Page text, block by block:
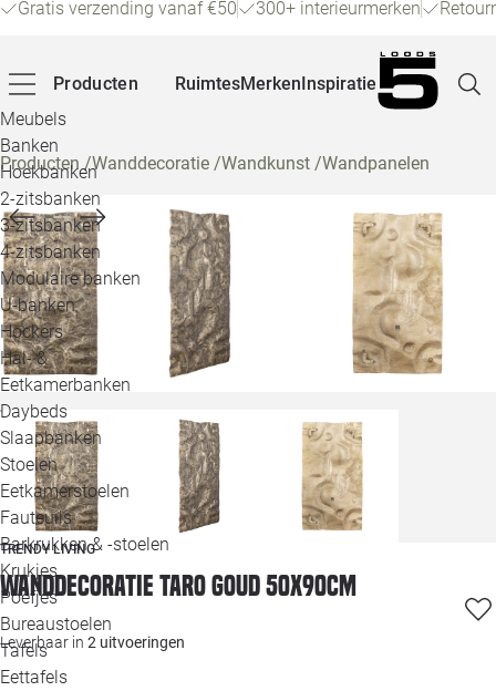
Gratis verzending vanaf €50 300+ interieurmerken
Producten
Meubels
Banken
Hoekbanken
2-zitsbanken
3-zitsbanken
4-zitsbanken
Modulaire banken
U-banken
Hockers
Hal- &
Eetkamerbanken
Daybeds
Slaapbanken
Stoelen
Eetkamerstoelen
Fauteuils
Barkrukken & -stoelen
Krukjes
Poefjes
Bureaustoelen
Tafels
Eettafels
RuimtesMerkenInspiratie
Producten/Wanddecoratie /Wandkunst /Wandpanelen
TRENDY LIVING
Wanddecoratie Taro Goud 50x90cm
Leverbaar in 2 uitvoeringen